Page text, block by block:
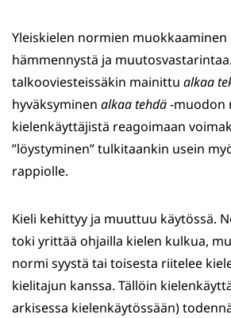
Yleiskielen normien
hämmennystä ja
talkooviesteissäkin mainittu alkaa
hyväksyminen alkaa tehdä-muodon
kielenkäyttäjistä reagoimaan
”löystyminen” tulkitaankin usein
rappiolle.
Kieli kehittyy ja muuttuu käytössä.
toki yrittää ohjailla kielen kulkua,
normi syystä tai toisesta riitelee
kielitajun kanssa. Tällöin
arkisessa kielenkäytössään)